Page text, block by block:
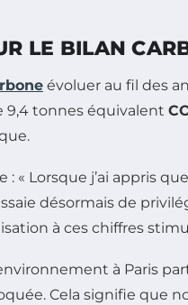
LE BILAN
évoluer au fil des
9,4 tonnes équivalent
« Lorsque j’ai appris
désormais de
à ces chiffres
à Paris
Cela signifie que